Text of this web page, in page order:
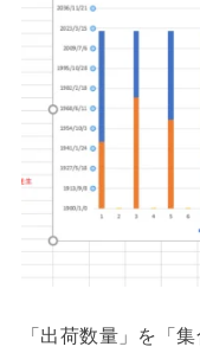
「出荷数量」を「